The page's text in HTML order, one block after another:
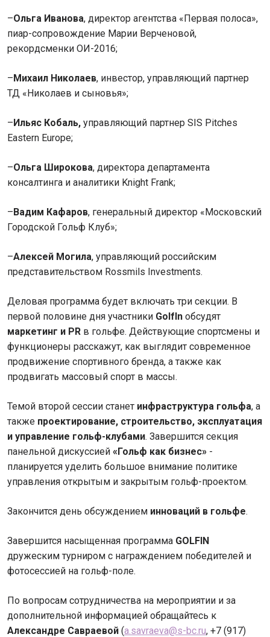
–Ольга Иванова, директор агентства «Первая полоса»,
пиар-сопровождение Марии Верченовой,
рекордсменки ОИ-2016;
–Михаил Николаев, инвестор, управляющий партнер
ТД «Николаев и сыновья»;
–Ильяс Кобаль, управляющий партнер SIS Pitches
Eastern Europe;
–Ольга Широкова, директора департамента
консалтинга и аналитики Knight Frank;
–Вадим Кафаров, генеральный директор «Московский
Городской Гольф Клуб»;
–Алексей Могила, управляющий российским
представительством Rossmils Investments.
Деловая программа будет включать три секции. В
первой половине дня участники GolfIn обсудят
маркетинг и PR в гольфе. Действующие спортсмены и
функционеры расскажут, как выглядит современное
продвижение спортивного бренда, а также как
продвигать массовый спорт в массы.
Темой второй сессии станет инфраструктура гольфа, а
также проектирование, строительство, эксплуатация
и управление гольф-клубами. Завершится секция
панельной дискуссией «Гольф как бизнес» -
планируется уделить большое внимание политике
управления открытым и закрытым гольф-проектом.
Закончится день обсуждением инноваций в гольфе.
Завершится насыщенная программа GOLFIN
дружеским турниром с награждением победителей и
фотосессией на гольф-поле.
По вопросам сотрудничества на мероприятии и за
дополнительной информацией обращайтесь к
Александре Савраевой (a.savraeva@s-bc.ru, +7 (917)